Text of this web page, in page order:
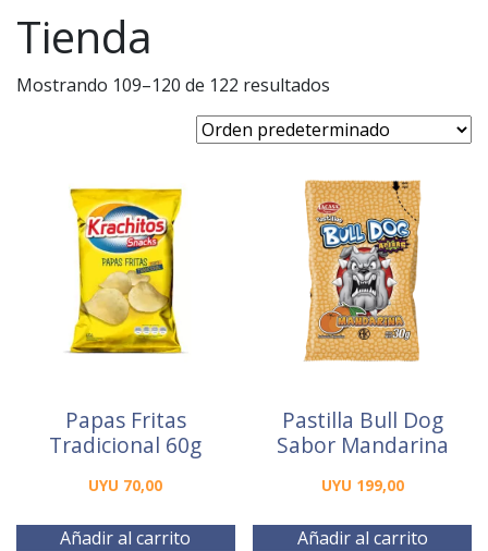
Tienda
Mostrando 109–120 de 122 resultados
Papas Fritas
Tradicional 60g
UYU 70,00
Añadir al carrito
Pastilla Bull Dog
Sabor Mandarina
UYU 199,00
Añadir al carrito